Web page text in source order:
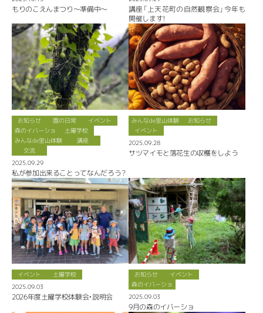
もりのこえんまつり〜準備中〜
講座「上天花町の自然観察会」今年も
開催します！
お知らせ 園の日常
イベント
森のイバーショ
土曜学校
みんなde里山体験
講座
交流
2025.09.29
私が参加出来ることってなんだろう？
みんなde里山体験
お知らせ
イベント
2025.09.28
サツマイモと落花生の収穫をしよう
イベント
土曜学校
2025.09.03
2026年度土曜学校体験会・説明会
お知らせ
イベント
森のイバーショ
2025.09.03
9月の森のイバーショ